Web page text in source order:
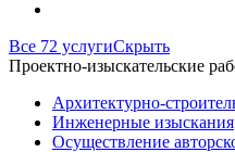
Все 72 услугиСкрыть
Проектно-изыскательские
Архитектурно-
Инженерные изыскания
Осуществление